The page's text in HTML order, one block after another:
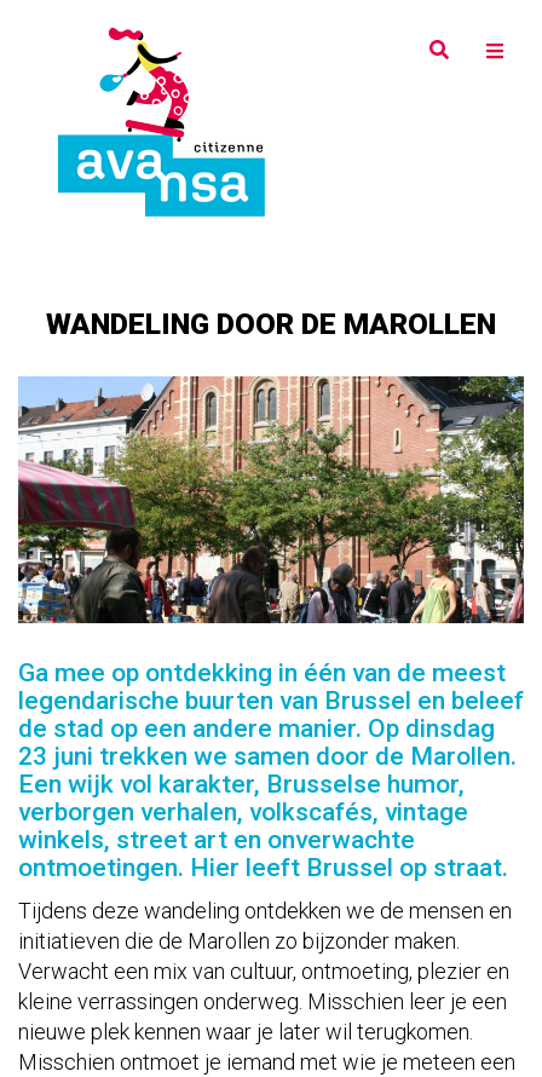
WANDELING DOOR DE MAROLLEN
Ga mee op ontdekking in één van de meest
legendarische buurten van Brussel en beleef
de stad op een andere manier. Op dinsdag
23 juni trekken we samen door de Marollen.
Een wijk vol karakter, Brusselse humor,
verborgen verhalen, volkscafés, vintage
winkels, street art en onverwachte
ontmoetingen. Hier leeft Brussel op straat.
Tijdens deze wandeling ontdekken we de mensen en
initiatieven die de Marollen zo bijzonder maken.
Verwacht een mix van cultuur, ontmoeting, plezier en
kleine verrassingen onderweg. Misschien leer je een
nieuwe plek kennen waar je later wil terugkomen.
Misschien ontmoet je iemand met wie je meteen een